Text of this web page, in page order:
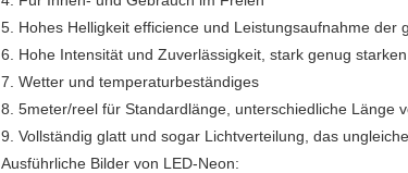
5. Hohes Helligkeit efficience und Leistungsaufnahme der
6. Hohe Intensität und Zuverlässigkeit, stark genug
7. Wetter und temperaturbeständiges
8. 5meter/reel für Standardlänge, unterschiedliche Länge
9. Vollständig glatt und sogar Lichtverteilung, das
Ausführliche Bilder von LED-Neon: